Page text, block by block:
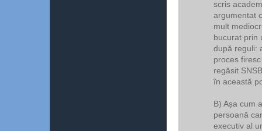
scris
argumentat
mult
bucurat prin
după reguli:
proces
regăsit
în această
B) Așa cum
persoană
executiv al